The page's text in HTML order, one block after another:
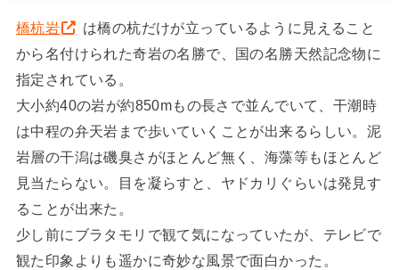
橋杭岩
は橋の杭だけが立っているように見えること
から名付けられた奇岩の名勝で、国の名勝天然記念物に
指定されている。
大小約40の岩が約850mもの長さで並んでいて、干潮時
は中程の弁天岩まで歩いていくことが出来るらしい。泥
岩層の干潟は磯臭さがほとんど無く、海藻等もほとんど
見当たらない。目を凝らすと、ヤドカリぐらいは発見す
ることが出来た。
少し前にブラタモリで観て気になっていたが、テレビで
観た印象よりも遥かに奇妙な風景で面白かった。